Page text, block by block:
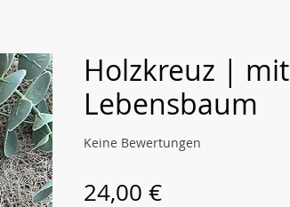
Holzkreuz | mit
Lebensbaum
Keine Bewertungen
24,00 €Preis